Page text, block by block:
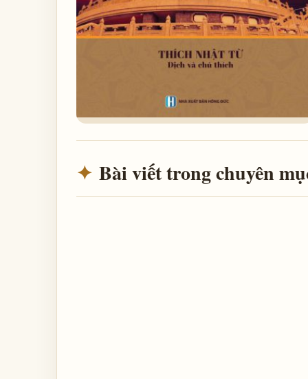
Bài viết trong chuyên